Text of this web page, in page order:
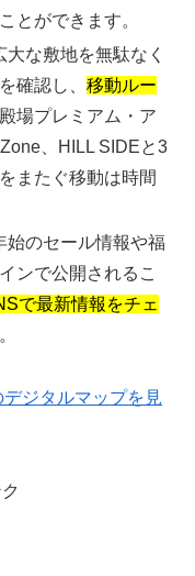
とができます。
な敷地を無駄なく
確認し、移動ルー
場プレミアム・ア
、HILL SIDEと3
またぐ移動は時間
始のセール情報や福
ンで公開されるこ
で最新情報をチェ
ジタルマップを見